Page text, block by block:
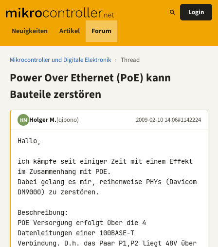
Neuigkeiten Artikel Forum
Login
Mikrocontroller und Digitale Elektronik › Thread
Power Over Ethernet (PoE) kann
Bauteile zerstören
HM Holger M.(qibono) 2009-02-10 14:06#1142224
Hallo,
ich kämpfe seit einiger Zeit mit einem Effekt
im Zusammenhang mit POE.
Dabei gelang es mir, reihenweise PHYs (Davicom
DM9000) zu zerstören.
Beschreibung:
POE Versorgung erfolgt über die 4
Datenleitungen einer 100BASE-T
Verbindung. D.h. das Paar P1,P2 liegt 48V über